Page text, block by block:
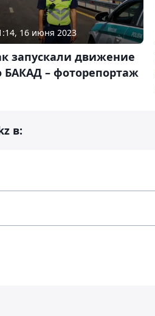
16 июня 2023
запускали движение
БАКАД – фоторепортаж
в: